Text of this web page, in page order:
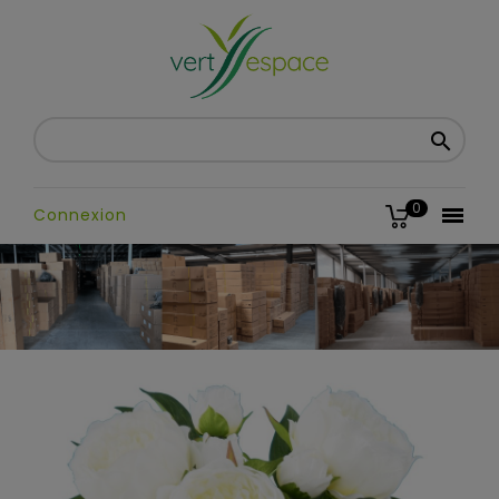


0
Connexion